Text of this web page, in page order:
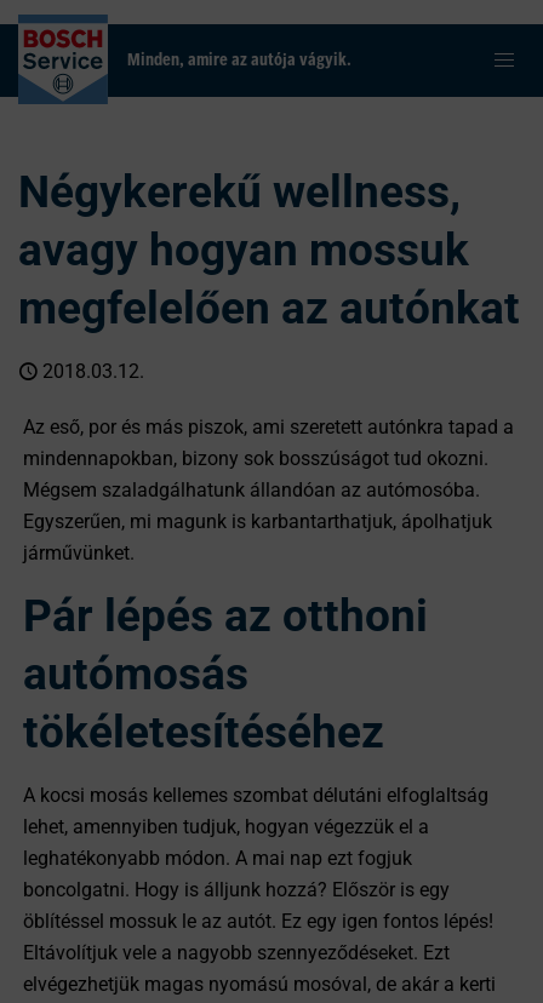
Minden, amire az autója vágyik.
Négykerekű wellness,
avagy hogyan mossuk
megfelelően az autónkat
2018.03.12.
Az eső, por és más piszok, ami szeretett autónkra tapad a
mindennapokban, bizony sok bosszúságot tud okozni.
Mégsem szaladgálhatunk állandóan az autómosóba.
Egyszerűen, mi magunk is karbantarthatjuk, ápolhatjuk
járművünket.
Pár lépés az otthoni
autómosás
tökéletesítéséhez
A kocsi mosás kellemes szombat délutáni elfoglaltság
lehet, amennyiben tudjuk, hogyan végezzük el a
leghatékonyabb módon. A mai nap ezt fogjuk
boncolgatni. Hogy is álljunk hozzá? Először is egy
öblítéssel mossuk le az autót. Ez egy igen fontos lépés!
Eltávolítjuk vele a nagyobb szennyeződéseket. Ezt
elvégezhetjük magas nyomású mosóval, de akár a kerti